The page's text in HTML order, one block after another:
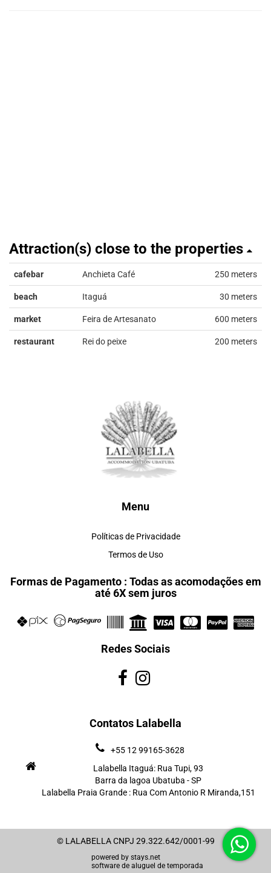
Attraction(s) close to the properties
cafebar Anchieta Café 250 meters
beach Itaguá 30 meters
market Feira de Artesanato 600 meters
restaurant Rei do peixe 200 meters
Menu
Políticas de Privacidade
Termos de Uso
Formas de Pagamento : Todas as acomodações em
até 6X sem juros
Redes Sociais
Contatos Lalabella
+55 12 99165-3628
Lalabella Itaguá: Rua Tupi, 93
Barra da lagoa Ubatuba - SP
Lalabella Praia Grande : Rua Com Antonio R Miranda,151
© LALABELLA CNPJ 29.322.642/0001-99
powered by stays.net
software de aluguel de temporada